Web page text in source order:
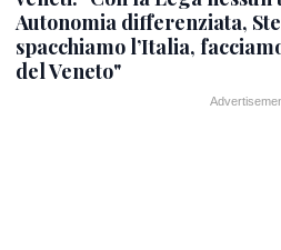
Autonomia differenziata,
spacchiamo l’Italia,
del Veneto"